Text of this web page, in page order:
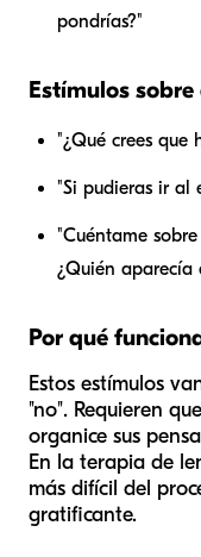
pondrías?"
Estímulos
"¿Qué crees
"Si pudieras ir al
"Cuéntame
¿Quién aparecía
Por qué
Estos estímulos
"no". Requieren
organice sus
En la terapia de
más difícil del
gratificante.